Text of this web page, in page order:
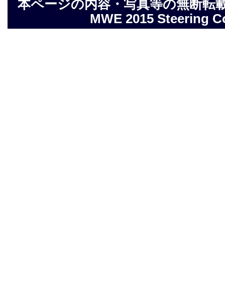
本ページの内容・写真等の無断
MWE 2015 Steering